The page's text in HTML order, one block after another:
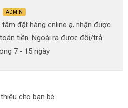
ADMIN
tâm đặt hàng online ạ, nhận được
tiền. Ngoài ra được đổi/trả
7 - 15 ngày
cho bạn bè.